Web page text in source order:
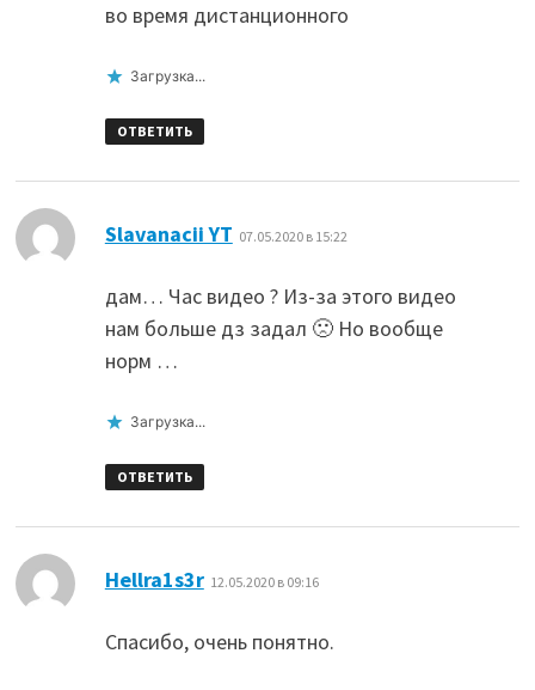
во время дистанционного
Загрузка...
ОТВЕТИТЬ
Slavanacii YT 07.05.2020 в 15:22
дам… Час видео ? Из-за этого видео
нам больше дз задал 🙁 Но вообще
норм …
Загрузка...
ОТВЕТИТЬ
Hellra1s3r: 12.05.2020 в 09:16
Спасибо, очень понятно.